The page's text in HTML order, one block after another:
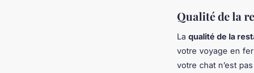
Qualité de la
La qualité de la
votre voyage en
votre chat n’est